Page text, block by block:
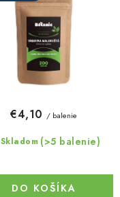
Skladom (>5 balenie)
€4,10 / balenie
DO KOŠÍKA